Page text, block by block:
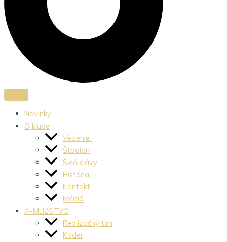
Novinky
O klube
Vedenie
Štadión
Sieň slávy
História
Kontakt
Médiá
A-MUŽSTVO
Realizačný tím
Káder